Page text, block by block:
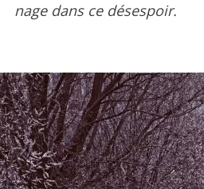
nage dans ce désespoir.